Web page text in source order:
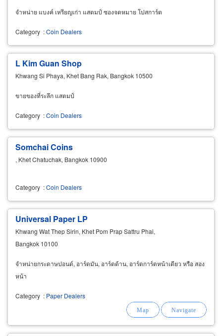
จำหน่าย แบงค์ เหรียญเก่า แสตมป์ ซองจดหมาย โปสการ์ด
Category :Coin Dealers
L Kim Guan Shop
Khwang Si Phaya, Khet Bang Rak, Bangkok 10500
ขายของที่ระลึก แสตมป์
Category :Coin Dealers
Somchai Coins
, Khet Chatuchak, Bangkok 10900
Category :Coin Dealers
Universal Paper LP
Khwang Wat Thep Sirin, Khet Pom Prap Sattru Phai,
Bangkok 10100
จำหน่ายกระดาษปอนด์, อาร์ดมัน, อาร์ดด้าน, อาร์ดการ์ดหน้าเดียว หรือ สอง
หน้า
Category : Paper Dealers